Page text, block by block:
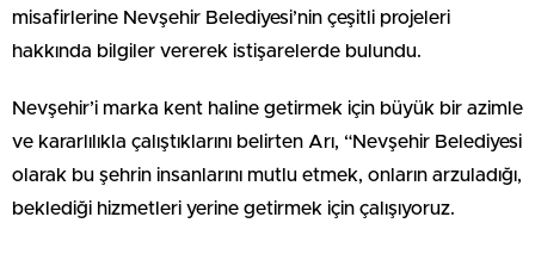
misafirlerine Nevşehir Belediyesi’nin çeşitli projeleri
hakkında bilgiler vererek istişarelerde bulundu.
Nevşehir’i marka kent haline getirmek için büyük bir azimle
ve kararlılıkla çalıştıklarını belirten Arı, “Nevşehir Belediyesi
olarak bu şehrin insanlarını mutlu etmek, onların arzuladığı,
beklediği hizmetleri yerine getirmek için çalışıyoruz.